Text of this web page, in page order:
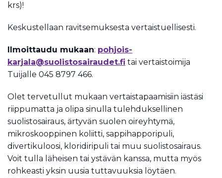
krs)!
Keskustellaan ravitsemuksesta vertaistuellisesti.
Ilmoittaudu mukaan: pohjois-
karjala@suolistosairaudet.fi tai vertaistoimija
Tuijalle 045 8797 466.
Olet tervetullut mukaan vertaistapaamisiin iästäsi
riippumatta ja olipa sinulla tulehduksellinen
suolistosairaus, ärtyvän suolen oireyhtymä,
mikroskooppinen koliitti, sappihapporipuli,
divertikuloosi, kloridiripuli tai muu suolistosairaus.
Voit tulla läheisen tai ystävän kanssa, mutta myös
rohkeasti yksin uusia tuttavuuksia löytäen.